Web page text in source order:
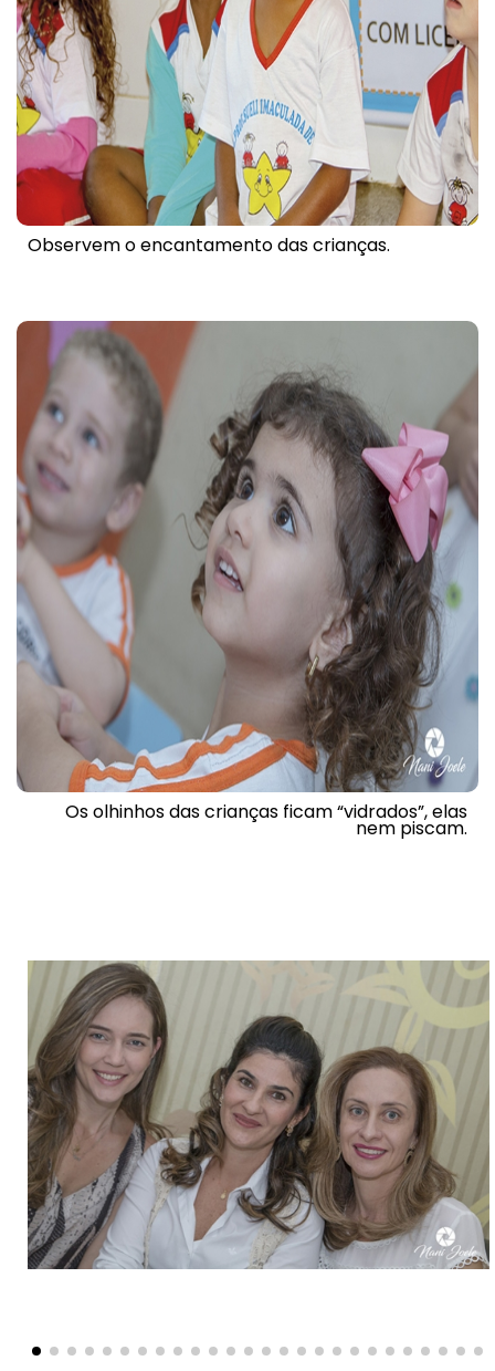
Observem o encantamento das crianças.
Os olhinhos das crianças ficam “vidrados”, elas
nem piscam.